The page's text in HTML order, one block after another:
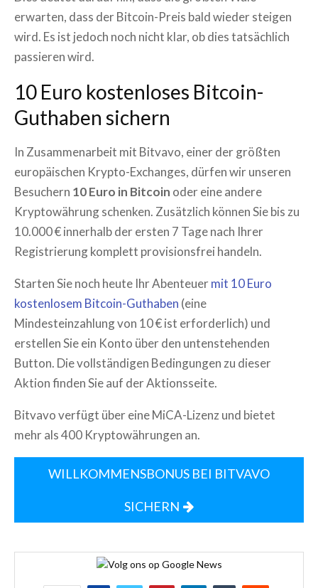
erwarten, dass der Bitcoin-Preis bald wieder steigen
wird. Es ist jedoch noch nicht klar, ob dies tatsächlich
passieren wird.
10 Euro kostenloses Bitcoin-
Guthaben sichern
In Zusammenarbeit mit Bitvavo, einer der größten
europäischen Krypto-Exchanges, dürfen wir unseren
Besuchern 10 Euro in Bitcoin oder eine andere
Kryptowährung schenken. Zusätzlich können Sie bis zu
10.000 € innerhalb der ersten 7 Tage nach Ihrer
Registrierung komplett provisionsfrei handeln.
Starten Sie noch heute Ihr Abenteuermit 10 Euro
kostenlosem Bitcoin-Guthaben (eine
Mindesteinzahlung von 10 € ist erforderlich) und
erstellen Sie ein Konto über den untenstehenden
Button. Die vollständigen Bedingungen zu dieser
Aktion finden Sie auf der Aktionsseite.
Bitvavo verfügt über eine MiCA-Lizenz und bietet
mehr als 400 Kryptowährungen an.
WILLKOMMENSBONUS BEI BITVAVO
SICHERN